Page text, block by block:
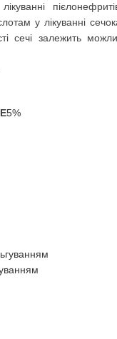
у лікуванні
сечі залежить